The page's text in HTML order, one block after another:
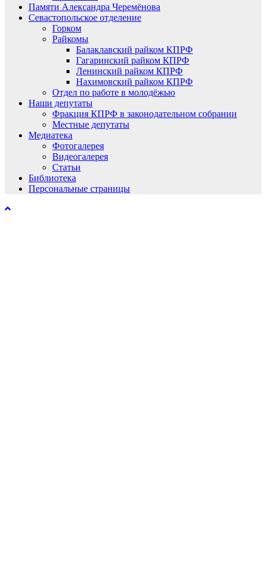
Памяти Александра Черемёнова
Севастопольское отделение
Горком
Райкомы
Балаклавский райком КПРФ
Гагаринский райком КПРФ
Ленинский райком КПРФ
Нахимовский райком КПРФ
Отдел по работе в молодёжью
Наши депутаты
Фракция КПРФ в законодательном собрании
Местные депутаты
Медиатека
Фотогалерея
Видеогалерея
Статьи
Библиотека
Персональные страницы